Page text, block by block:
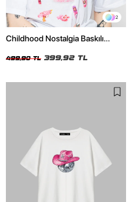
2
Childhood Nostalgia Baskılı
499,90 TL 399,92 TL